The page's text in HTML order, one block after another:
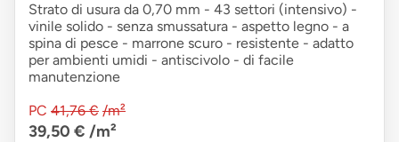
Strato di usura da 0,70 mm - 43 settori (intensivo) -
vinile solido - senza smussatura - aspetto legno - a
spina di pesce - marrone scuro - resistente - adatto
per ambienti umidi - antiscivolo - di facile
manutenzione
PC 41,76 € /m²
39,50 € /m²